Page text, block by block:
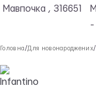
Головна /Для новонароджених/